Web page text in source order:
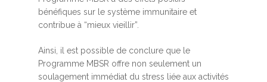
bénéfiques sur le système immunitaire et
contribue à “mieux vieillir”.
Ainsi, il est possible de conclure que le
Programme MBSR offre non seulement un
soulagement immédiat du stress liée aux activités